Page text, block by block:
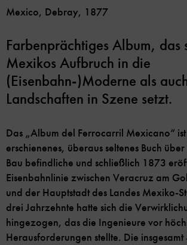
Mexico, Debray, 1877
Farbenprächtiges Album, das
Mexikos Aufbruch in die
(Eisenbahn-)Moderne als
Landschaften in Szene setzt.
Das „Album del Ferrocarril Mexicano“
erschienenes, überaus seltenes Buch
Bau befindliche und schließlich 1873
Eisenbahnlinie zwischen Veracruz am
und der Hauptstadt des Landes Mexiko-
drei Jahrzehnte hatte sich die
hingezogen, das die Ingenieure vor
Herausforderungen stellte. Die